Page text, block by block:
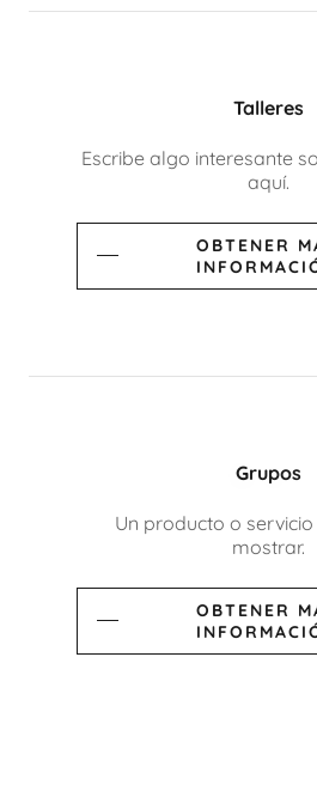
Talleres
Escribe algo interesante
aquí.
OBTENER
Grupos
Un producto o
mostrar.
OBTENER